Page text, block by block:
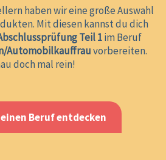
haben wir eine große Auswahl
Mit diesen kannst du dich
Teil 1im Beruf
Automobilkauffrauvorbereiten.
doch mal rein!
Beruf entdecken